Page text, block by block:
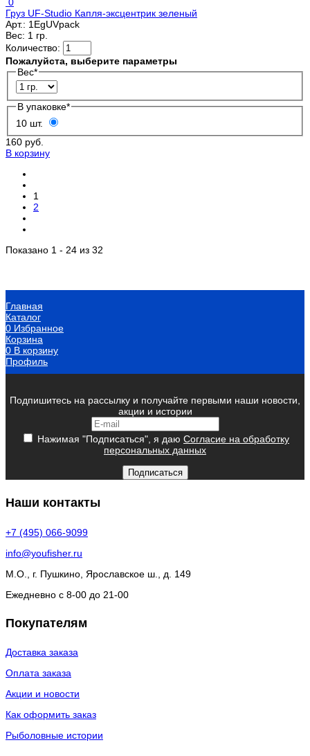
Груз UF-Studio Капля-эксцентрик зеленый
Арт.: 1EgUVpack
Вес: 1 гр.
Количество:
Пожалуйста, выберите параметры
Вес*
В упаковке*
10 шт.
160 руб.
В корзину
1
2
Показано 1 - 24 из 32
Главная
Каталог
0 Избранное
Корзина
0 В корзину
Профиль
Подпишитесь на рассылку и получайте первыми наши новости,
акции и истории
Нажимая "Подписаться", я даю Согласие на обработку
персональных данных
Подписаться
Наши контакты
+7 (495) 066-9099
info@youfisher.ru
М.О., г. Пушкино, Ярославское ш., д. 149
Ежедневно с 8-00 до 21-00
Покупателям
Доставка заказа
Оплата заказа
Акции и новости
Как оформить заказ
Рыболовные истории